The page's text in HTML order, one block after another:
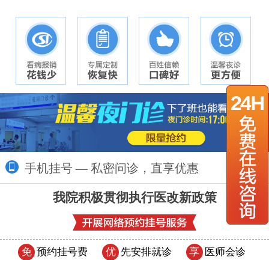
手机挂号 — 私密问诊，直享优惠 更多>>
我院积极贯彻执行医改新政策
免 预约挂号费 优 先安排就诊 享 医师会诊